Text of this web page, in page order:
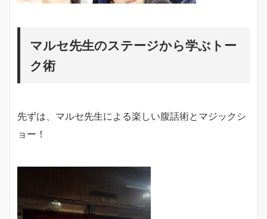
マルセ先生のステージから学ぶトー
ク術
先ずは、マルセ先生による楽しい腹話術とマジックシ
ョー！